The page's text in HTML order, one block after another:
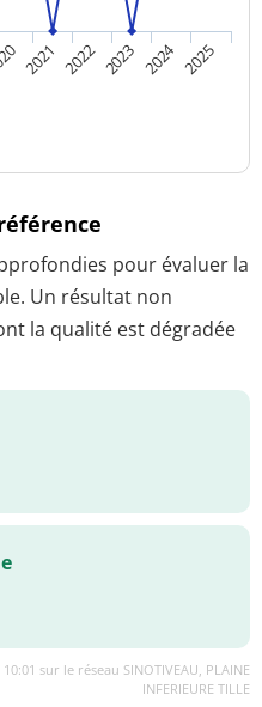
2021 2022 2023 2024 2025
pour évaluer la
Un résultat non
la qualité est dégradée
sur le réseau SINOTIVEAU, PLAINE
INFERIEURE TILLE